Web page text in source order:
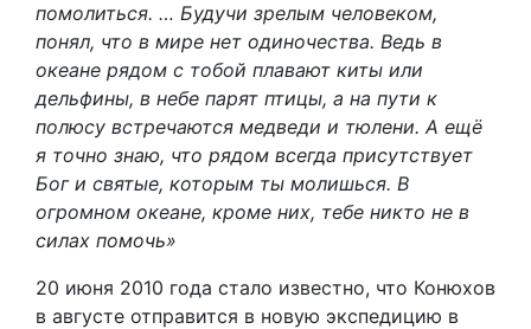
помолиться. … Будучи зрелым человеком,
понял, что в мире нет одиночества. Ведь в
океане рядом с тобой плавают киты или
дельфины, в небе парят птицы, а на пути к
полюсу встречаются медведи и тюлени. А ещё
я точно знаю, что рядом всегда присутствует
Бог и святые, которым ты молишься. В
огромном океане, кроме них, тебе никто не в
силах помочь»
20 июня 2010 года стало известно, что Конюхов
в августе отправится в новую экспедицию в